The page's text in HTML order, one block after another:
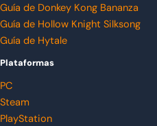
Guía de Donkey Kong Bananza
Guía de Hollow Knight Silksong
Guía de Hytale
Plataformas
PC
Steam
PlayStation